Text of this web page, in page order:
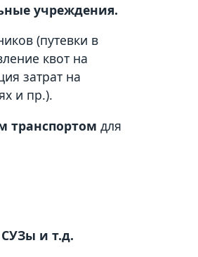
учреждения.
(путевки в
квот на
затрат на
и пр.).
транспортом для
и т.д.